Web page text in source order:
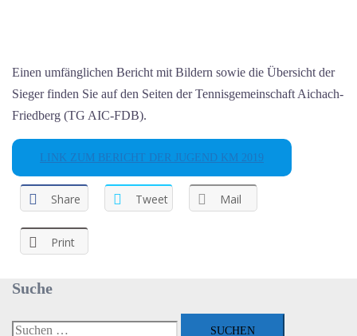
Einen umfänglichen Bericht mit Bildern sowie die Übersicht der
Sieger finden Sie auf den Seiten der Tennisgemeinschaft Aichach-
Friedberg (TG AIC-FDB).
LINK ZUM BERICHT DER JUGEND KM 2019
Share Tweet Mail
Print
Suche
Suchen